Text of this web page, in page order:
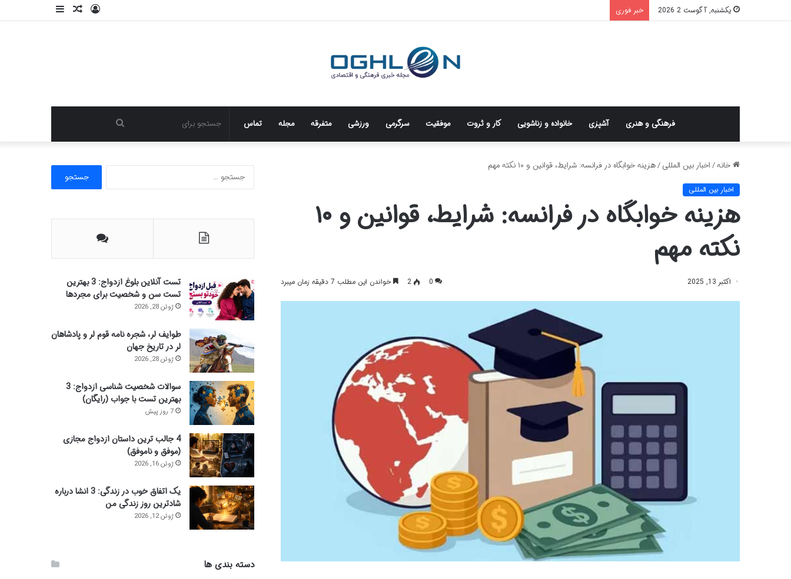
یکشنبه, آگوست 2 2026 خبر فوری
نوشته ورود
فرهنگی و هنری آشپزی خانواده و زناشویی کار و ثروت موفقیت سرگرمی ورزشی متفرقه مجله تماس
خانه/اخبار بین المللی/هزینه خوابگاه در فرانسه: شرایط، قوانین و ۱۰ نکته مهم
اخبار بین المللی
هزینه خوابگاه در فرانسه: شرایط، قوانین و ۱۰
نکته مهم
اکتبر 13, 2025 0
2 خواندن این مطلب 7 دقیقه زمان میبرد
و
ب
ر
ا
:
تست آنلاین بلوغ ازدواج: 3 بهترین
تست سن و شخصیت برای مجردها
ژوئن 28, 2026
طوایف لر، شجره نامه قوم لر و پادشاهان
لر در تاریخ جهان
ژوئن 28, 2026
سوالات شخصیت شناسی ازدواج: 3
بهترین تست با جواب (رایگان)
7 روز پیش
4 جالب ترین داستان ازدواج مجازی
(موفق و ناموفق)
ژوئن 16, 2026
یک اتفاق خوب در زندگی: 3 انشا درباره
شادترین روز زندگی من
ژوئن 12, 2026
دسته بندی ها